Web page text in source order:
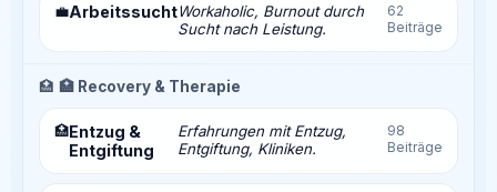
💼ArbeitssuchtWorkaholic, Burnout durch
Sucht nach Leistung.
62
Beiträge
🏥 🏥 Recovery & Therapie
🏥Entzug &
Entgiftung
Erfahrungen mit Entzug,
Entgiftung, Kliniken.
98
Beiträge